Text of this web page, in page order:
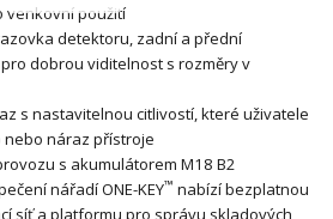
venkovní použití
detektoru, zadní a přední
dobrou viditelnost s rozměry v
s nastavitelnou citlivostí, které uživatele
náraz přístroje
s akumulátorem M18 B2
nářadí ONE-KEY™ nabízí bezplatnou
síť a platformu pro správu skladových